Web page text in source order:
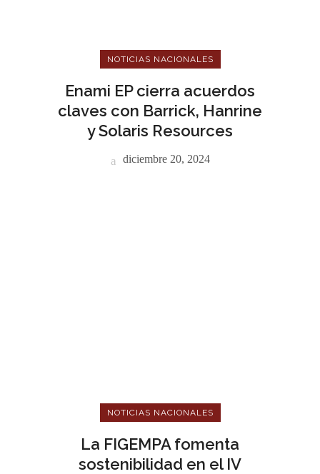
NOTICIAS NACIONALES
Enami EP cierra acuerdos
claves con Barrick, Hanrine
y Solaris Resources
diciembre 20, 2024
NOTICIAS NACIONALES
La FIGEMPA fomenta
sostenibilidad en el IV